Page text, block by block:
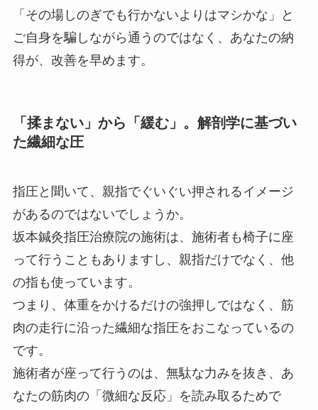
「その場しのぎでも行かないよりはマシかな」と
ご自身を騙しながら通うのではなく、あなたの納
得が、改善を早めます。
「揉まない」から「緩む」。解剖学に基づい
た繊細な圧
指圧と聞いて、親指でぐいぐい押されるイメージ
があるのではないでしょうか。
坂本鍼灸指圧治療院の施術は、施術者も椅子に座
って行うこともありますし、親指だけでなく、他
の指も使っています。
つまり、体重をかけるだけの強押しではなく、筋
肉の走行に沿った繊細な指圧をおこなっているの
です。
施術者が座って行うのは、無駄な力みを抜き、あ
なたの筋肉の「微細な反応」を読み取るためで